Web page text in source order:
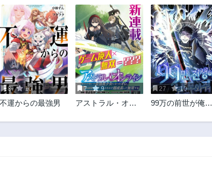
8 10
不運からの最強男
7 9
アストラル・オン
で最強美少女にな
27 10
99万の前世が俺を